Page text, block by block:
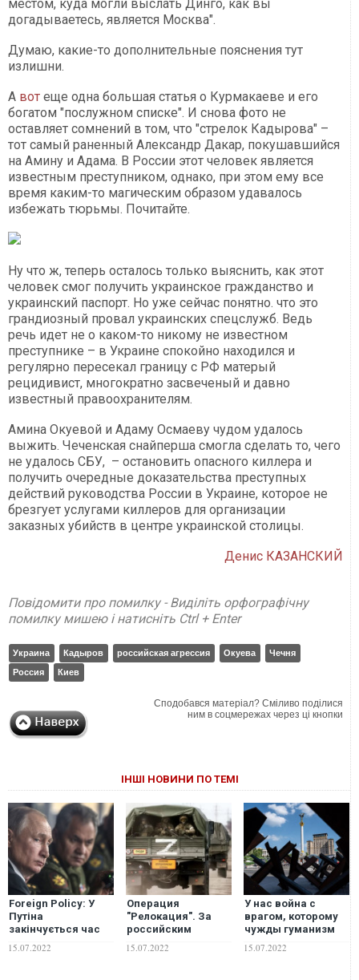
местом, куда могли выслать Динго, как вы
догадываетесь, является Москва".
Думаю, какие-то дополнительные пояснения тут
излишни.
А вот еще одна большая статья о Курмакаеве и его
богатом "послужном списке". И снова фото не
оставляет сомнений в том, что "стрелок Кадырова" –
тот самый раненный Александр Дакар, покушавшийся
на Амину и Адама. В России этот человек является
известным преступником, однако, при этом ему все
время каким-то магическим образом удавалось
избежать тюрьмы. Почитайте.
Ну что ж, теперь осталось только выяснить, как этот
человек смог получить украинское гражданство и
украинский паспорт. Но уже сейчас понятно. что это
грандиозный провал украинских спецслужб. Ведь
речь идет не о каком-то никому не известном
преступнике – в Украине спокойно находился и
регулярно пересекал границу с РФ матерый
рецидивист, многократно засвеченый и давно
известный правоохранителям.
Амина Окуевой и Адаму Осмаеву чудом удалось
выжить. Чеченская снайперша смогла сделать то, чего
не удалось СБУ, – остановить опасного киллера и
получить очередные доказательства преступных
действий руководства России в Украине, которое не
брезгует услугами киллеров для организации
заказных убийств в центре украинской столицы.
Денис КАЗАНСКИЙ
Повідомити про помилку - Виділіть орфографічну
помилку мишею і натисніть Ctrl + Enter
Украина Кадыров российская агрессия Окуева
Чечня
Россия
Киев
Сподобався матеріал? Сміливо поділися
ним в соцмережах через ці кнопки
ІНШІ НОВИНИ ПО ТЕМІ
Foreign Policy: У
Путіна
закінчується час
Україною
15.07.2022
Операция
"Релокация". За
российским
солдаты
15.07.2022
У нас война с
врагом, которому
чужды гуманизм
к чему Киеву нужно
15.07.2022